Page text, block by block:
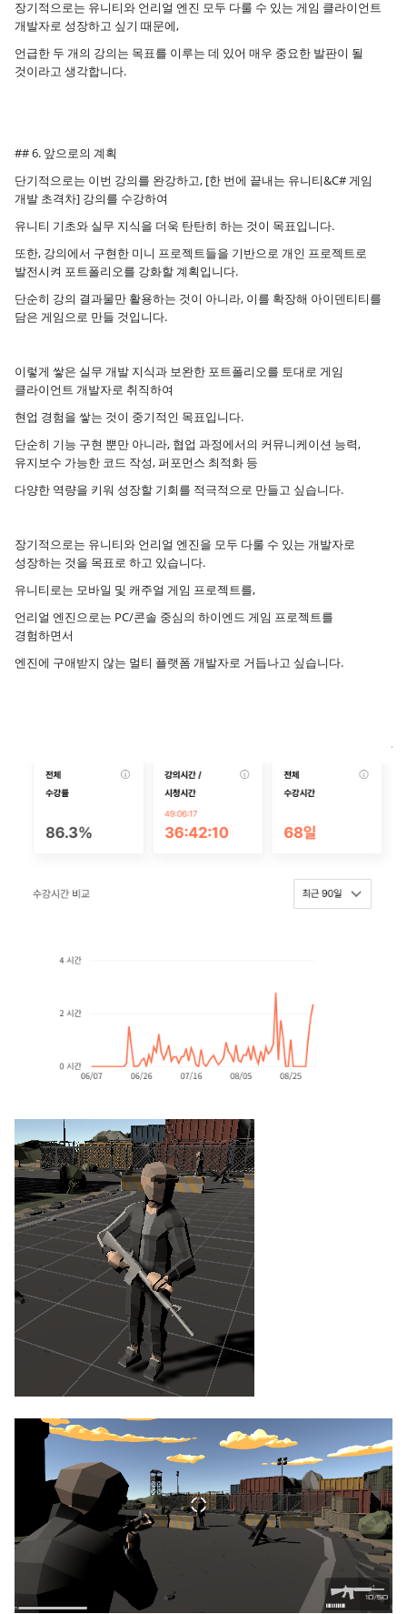
장기적으로는 유니티와 언리얼 엔진 모두 다룰 수 있는 게임 클라이언트
개발자로 성장하고 싶기 때문에,
언급한 두 개의 강의는 목표를 이루는 데 있어 매우 중요한 발판이 될
것이라고 생각합니다.
## 6. 앞으로의 계획
단기적으로는 이번 강의를 완강하고, [한 번에 끝내는 유니티&C# 게임
개발 초격차] 강의를 수강하여
유니티 기초와 실무 지식을 더욱 탄탄히 하는 것이 목표입니다.
또한, 강의에서 구현한 미니 프로젝트들을 기반으로 개인 프로젝트로
발전시켜 포트폴리오를 강화할 계획입니다.
단순히 강의 결과물만 활용하는 것이 아니라, 이를 확장해 아이덴티티를
담은 게임으로 만들 것입니다.
이렇게 쌓은 실무 개발 지식과 보완한 포트폴리오를 토대로 게임
클라이언트 개발자로 취직하여
현업 경험을 쌓는 것이 중기적인 목표입니다.
단순히 기능 구현 뿐만 아니라, 협업 과정에서의 커뮤니케이션 능력,
유지보수 가능한 코드 작성, 퍼포먼스 최적화 등
다양한 역량을 키워 성장할 기회를 적극적으로 만들고 싶습니다.
장기적으로는 유니티와 언리얼 엔진을 모두 다룰 수 있는 개발자로
성장하는 것을 목표로 하고 있습니다.
유니티로는 모바일 및 캐주얼 게임 프로젝트를,
언리얼 엔진으로는 PC/콘솔 중심의 하이엔드 게임 프로젝트를
경험하면서
엔진에 구애받지 않는 멀티 플랫폼 개발자로 거듭나고 싶습니다.